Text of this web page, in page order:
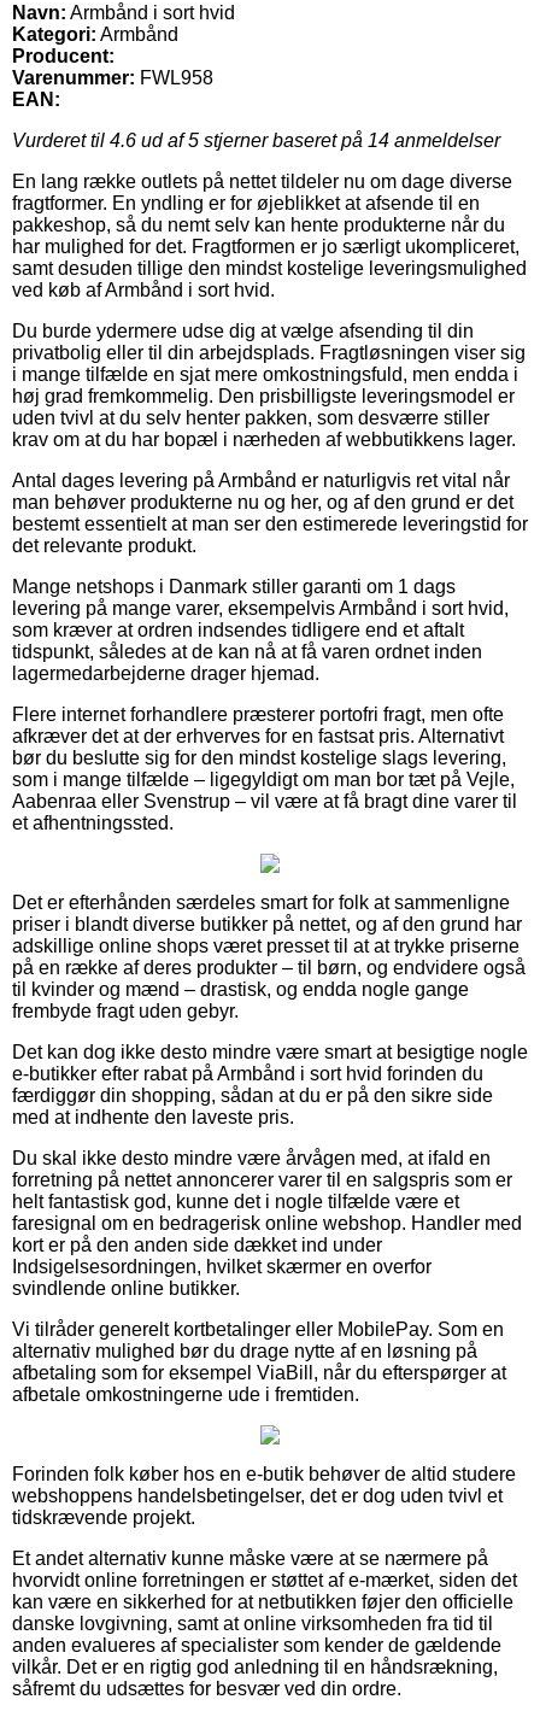
Navn: Armbånd i sort hvid
Kategori: Armbånd
Producent:
Varenummer: FWL958
EAN:
Vurderet til 4.6 ud af 5 stjerner baseret på 14 anmeldelser
En lang række outlets på nettet tildeler nu om dage diverse
fragtformer. En yndling er for øjeblikket at afsende til en
pakkeshop, så du nemt selv kan hente produkterne når du
har mulighed for det. Fragtformen er jo særligt ukompliceret,
samt desuden tillige den mindst kostelige leveringsmulighed
ved køb af Armbånd i sort hvid.
Du burde ydermere udse dig at vælge afsending til din
privatbolig eller til din arbejdsplads. Fragtløsningen viser sig
i mange tilfælde en sjat mere omkostningsfuld, men endda i
høj grad fremkommelig. Den prisbilligste leveringsmodel er
uden tvivl at du selv henter pakken, som desværre stiller
krav om at du har bopæl i nærheden af webbutikkens lager.
Antal dages levering på Armbånd er naturligvis ret vital når
man behøver produkterne nu og her, og af den grund er det
bestemt essentielt at man ser den estimerede leveringstid for
det relevante produkt.
Mange netshops i Danmark stiller garanti om 1 dags
levering på mange varer, eksempelvis Armbånd i sort hvid,
som kræver at ordren indsendes tidligere end et aftalt
tidspunkt, således at de kan nå at få varen ordnet inden
lagermedarbejderne drager hjemad.
Flere internet forhandlere præsterer portofri fragt, men ofte
afkræver det at der erhverves for en fastsat pris. Alternativt
bør du beslutte sig for den mindst kostelige slags levering,
som i mange tilfælde – ligegyldigt om man bor tæt på Vejle,
Aabenraa eller Svenstrup – vil være at få bragt dine varer til
et afhentningssted.
Det er efterhånden særdeles smart for folk at sammenligne
priser i blandt diverse butikker på nettet, og af den grund har
adskillige online shops været presset til at at trykke priserne
på en række af deres produkter – til børn, og endvidere også
til kvinder og mænd – drastisk, og endda nogle gange
frembyde fragt uden gebyr.
Det kan dog ikke desto mindre være smart at besigtige nogle
e-butikker efter rabat på Armbånd i sort hvid forinden du
færdiggør din shopping, sådan at du er på den sikre side
med at indhente den laveste pris.
Du skal ikke desto mindre være årvågen med, at ifald en
forretning på nettet annoncerer varer til en salgspris som er
helt fantastisk god, kunne det i nogle tilfælde være et
faresignal om en bedragerisk online webshop. Handler med
kort er på den anden side dækket ind under
Indsigelsesordningen, hvilket skærmer en overfor
svindlende online butikker.
Vi tilråder generelt kortbetalinger eller MobilePay. Som en
alternativ mulighed bør du drage nytte af en løsning på
afbetaling som for eksempel ViaBill, når du efterspørger at
afbetale omkostningerne ude i fremtiden.
Forinden folk køber hos en e-butik behøver de altid studere
webshoppens handelsbetingelser, det er dog uden tvivl et
tidskrævende projekt.
Et andet alternativ kunne måske være at se nærmere på
hvorvidt online forretningen er støttet af e-mærket, siden det
kan være en sikkerhed for at netbutikken føjer den officielle
danske lovgivning, samt at online virksomheden fra tid til
anden evalueres af specialister som kender de gældende
vilkår. Det er en rigtig god anledning til en håndsrækning,
såfremt du udsættes for besvær ved din ordre.